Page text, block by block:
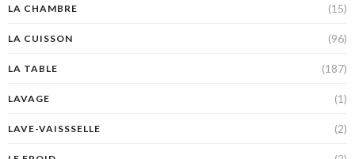
LA CHAMBRE (15)
LA CUISSON (96)
LA TABLE (187)
LAVAGE (1)
LAVE-VAISSSELLE (2)